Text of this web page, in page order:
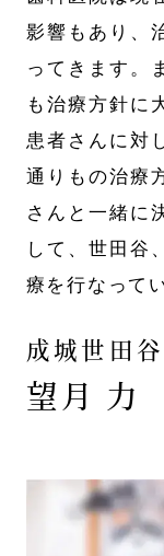
影響もあり、
ってきます。
も治療方針に
患者さんに対
通りもの治療
さんと一緒に
して、世田谷
療を行なって
成城世田
望月 力